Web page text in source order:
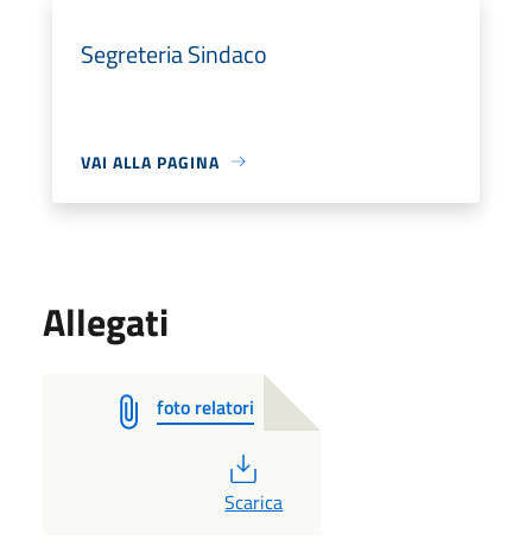
Segreteria Sindaco
VAI ALLA PAGINA
Allegati
foto relatori
PDF
Scarica